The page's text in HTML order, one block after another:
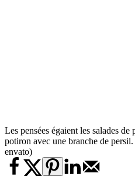
Les pensées égaient les salades
potiron avec une branche de
envato)